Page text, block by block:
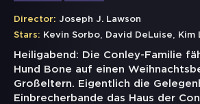
Director: Joseph J. Lawson
Stars: Kevin Sorbo, David DeLuise, Kim
Heiligabend: Die Conley-Familie
Hund Bone auf einen
Großeltern. Eigentlich die
Einbrecherbande das Haus der